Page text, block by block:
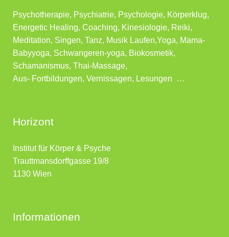
Psychotherapie, Psychiatrie, Psychologie, Körperklug,
Energetic Healing, Coaching, Kinesiologie, Reiki,
Meditation, Singen, Tanz, Musik Laufen,Yoga, Mama-
Babyyoga, Schwangeren-yoga, Biokosmetik,
Schamanismus, Thai-Massage,
Aus- Fortbildungen, Vernissagen, Lesungen …
Horizont
Institut für Körper & Psyche
Trauttmansdorffgasse 19/8
1130 Wien
Informationen